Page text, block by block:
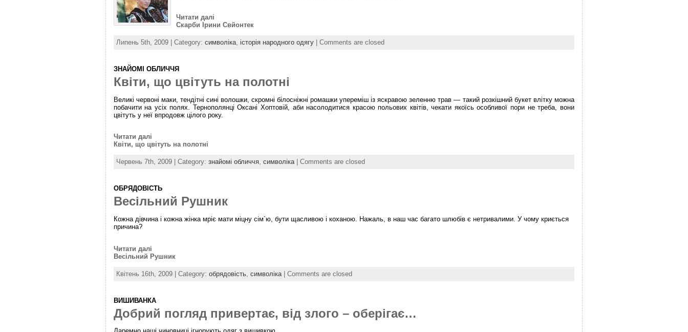
Читати далі
Скарби Ірини Свйонтек
Липень 5th, 2009 | Category: символіка, історія народного одягу| Comments are closed
ЗНАЙОМІ ОБЛИЧЧЯ
Квіти, що цвітуть на полотні
Великі червоні маки, тендітні сині волошки, скромні білосніжні ромашки упереміш із яскравою зеленню трав — такий розкішний букет влітку можна
побачити на усіх полях. Тернополянці Оксані Хоптовій, аби насолодитися красою польових квітів, чекати якоїсь особливої пори не треба, вони
цвітуть у неї впродовж цілого року.
Читати далі
Квіти, що цвітуть на полотні
Червень 7th, 2009 | Category: знайомі обличчя, символіка| Comments are closed
OБРЯДОВІСТЬ
Весільний Рушник
Кожна дівчина і кожна жінка мріє мати міцну сім`ю, бути щасливою і коханою. Нажаль, в наш час багато шлюбів є нетривалими. У чому криється
причина?
Читати далі
Весільний Рушник
Квітень 16th, 2009 | Category: oбрядовість, символіка| Comments are closed
ВИШИВАНКА
Добрий погляд привертає, від злого – оберігає…